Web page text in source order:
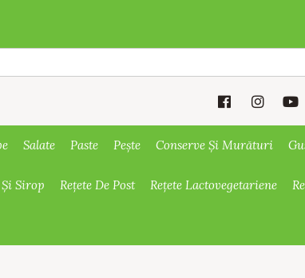
Salate Paste Pește Conserve Și Murături
Și Sirop Rețete De Post Rețete Lactovegetariene